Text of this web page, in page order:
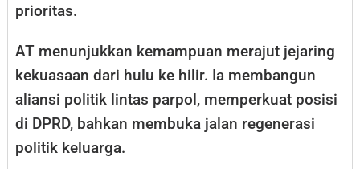
prioritas.
AT menunjukkan kemampuan merajut jejaring
kekuasaan dari hulu ke hilir. Ia membangun
aliansi politik lintas parpol, memperkuat posisi
di DPRD, bahkan membuka jalan regenerasi
politik keluarga.